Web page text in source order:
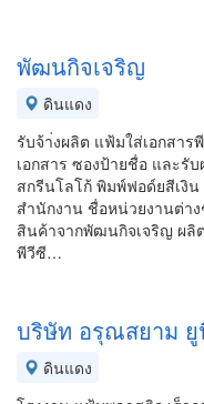
พัฒนกิจเจริญ
ดินแดง
รับจ้า่งผลิต แฟ้มใส่เอกสา
เอกสาร ซองป้ายชื่อ และรั
สกรีนโลโก้ พิมพ์ฟอด์ยสีเงิ
สำนักงาน ชื่อหน่วยงานต่า
สินค้าจากพัฒนกิจเจริญ ผลิ
พีวีซี…
บริษัท อรุณสยาม
ดินแดง